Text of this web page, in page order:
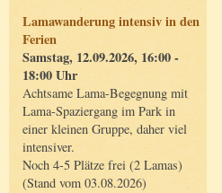
Lamawanderung intensiv in den
Ferien
Samstag, 12.09.2026, 16:00 -
18:00 Uhr
Achtsame Lama-Begegnung mit
Lama-Spaziergang im Park in
einer kleinen Gruppe, daher viel
intensiver.
Noch 4-5 Plätze frei (2 Lamas)
(Stand vom 03.08.2026)